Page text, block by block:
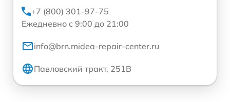
+7 (800) 301-97-75
Ежедневно с 9:00 до 21:00
info@brn.midea-repair-center.ru
Павловский тракт, 251В